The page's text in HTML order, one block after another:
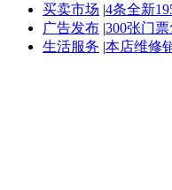
买卖市场 |4条全新
广告发布 |300张门
生活服务 |本店维修